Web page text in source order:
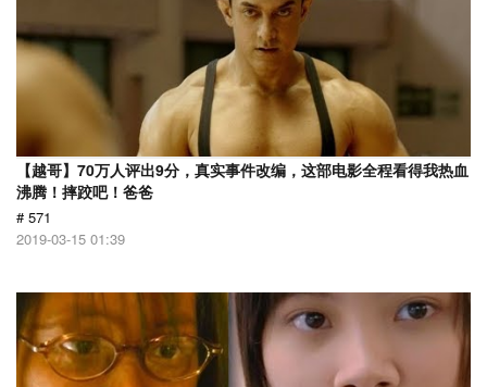
【越哥】70万人评出9分，真实事件改编，这部电影全程看得我热血
沸腾！摔跤吧！爸爸
# 571
2019-03-15 01:39